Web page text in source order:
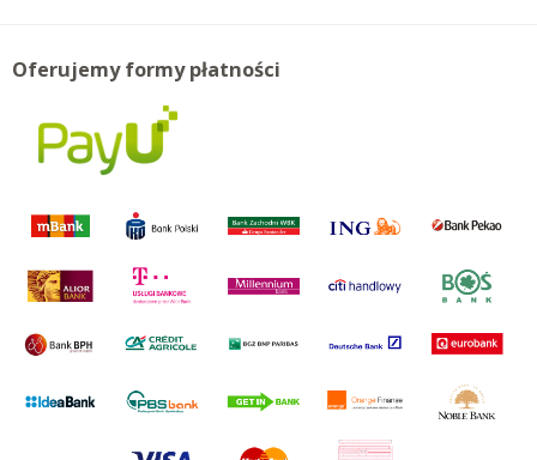
Oferujemy formy płatności